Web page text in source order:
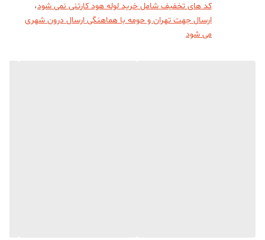
کد های تخفیف شامل خرید لوله هود کارتنی نمی شود،
ارسال جهت تهران و حومه با هماهنگی ارسال درون شهری
می شود